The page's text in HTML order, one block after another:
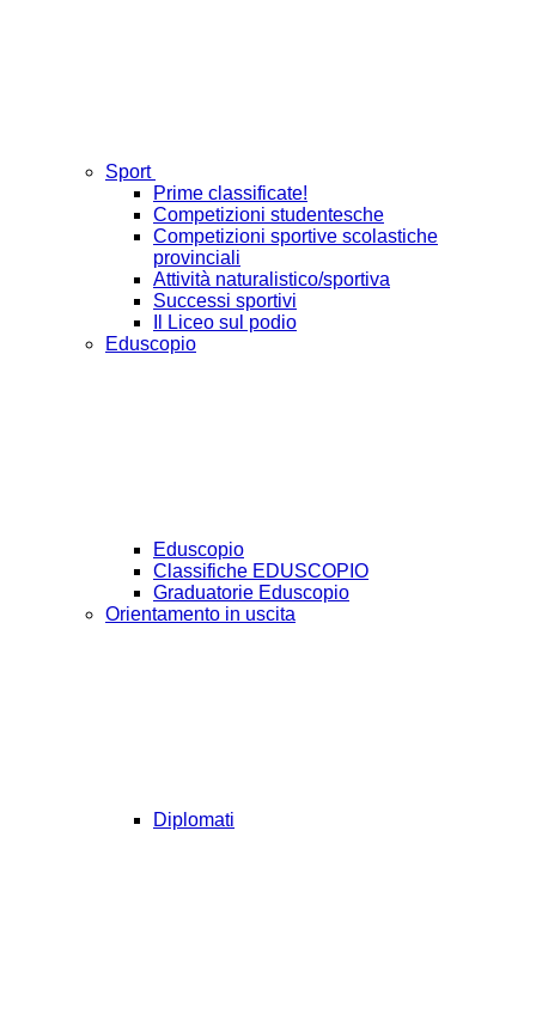
Sport
Prime classificate!
Competizioni studentesche
Competizioni sportive scolastiche
provinciali
Attività naturalistico/sportiva
Successi sportivi
Il Liceo sul podio
Eduscopio
Eduscopio
Classifiche EDUSCOPIO
Graduatorie Eduscopio
Orientamento in uscita
Diplomati